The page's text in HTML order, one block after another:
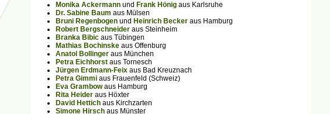
Monika Ackermann und Frank Hönig aus Karlsruhe
Dr. Sabine Baum aus Mülsen
Bruni Regenbogen und Heinrich Becker aus Hamburg
Robert Bergschneider aus Steinheim
Branka Bibic aus Tübingen
Mathias Bochinske aus Offenburg
Anatol Bollinger aus München
Petra Eichhorst aus Tornesch
Jürgen Erdmann-Feix aus Bad Kreuznach
Petra Gimmi aus Frauenfeld (Schweiz)
Eva Grambowaus Hamburg
Rita Heider aus Höxter
David Hettich aus Kirchzarten
Simone Hirsch aus Münster